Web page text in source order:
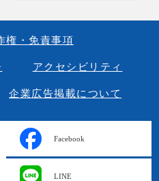
権・免責事項
アクセシビリティ
企業広告掲載について
Facebook
LINE